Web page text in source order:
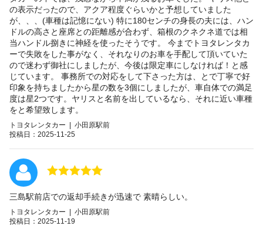
の表示だったので、アクア程度ぐらいかと予想していました
が、、、(車種は記憶にない) 特に180センチの身長の夫には、ハン
ドルの高さと座席との距離感が合わず、箱根のクネクネ道では相
当ハンドル捌きに神経を使ったそうです。 今までトヨタレンタカ
ーで失敗をした事がなく、それなりのお車を手配して頂いていた
ので迷わず御社にしましたが、今後は限定車にしなければ！と感
じています。 事務所での対応をして下さった方は、とで丁寧で好
印象を持ちましたから星の数を3個にしましたが、車自体での満足
度は星2つです。ヤリスと名前を出しているなら、それに近い車種
をと希望致します。
トヨタレンタカー | 小田原駅前
投稿日：2025-11-25
三島駅前店での返却手続きが迅速で 素晴らしい。
トヨタレンタカー | 小田原駅前
投稿日：2025-11-19